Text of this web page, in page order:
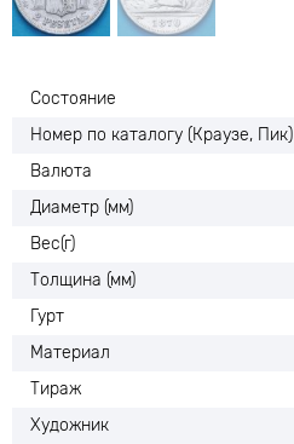
Состояние
Номер по каталогу (Краузе, Пик)
Валюта
Диаметр (мм)
Вес(г)
Толщина (мм)
Гурт
Материал
Тираж
Художник